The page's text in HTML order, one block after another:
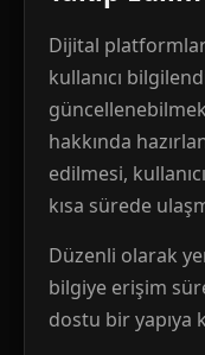
Dijital
kullanıcı
hakkında
edilmesi,
kısa sürede
Düzenli olarak
bilgiye erişim
dostu bir yapıya